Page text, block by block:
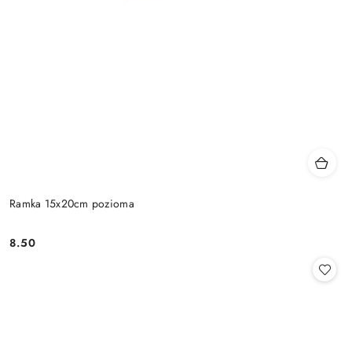
Ramka 15x20cm pozioma
Cena:
8.50